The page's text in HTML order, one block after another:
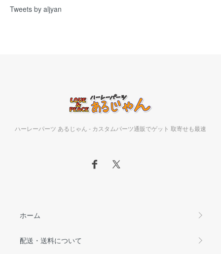
Tweets by aljyan
ハーレーパーツ あるじゃん - カスタムパーツ通販でゲット 取寄せも最速
ホーム
配送・送料について